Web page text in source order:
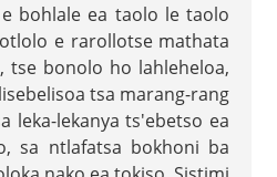
bohlale ea taolo le taolo
e rarollotse mathata
tse bonolo ho lahleheloa,
tsa marang-rang
leka-lekanya ts'ebetso ea
sa ntlafatsa bokhoni ba